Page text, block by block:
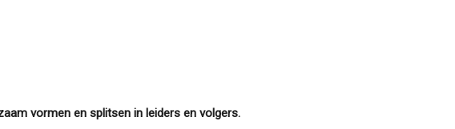
vormen en splitsen in leiders en volgers.